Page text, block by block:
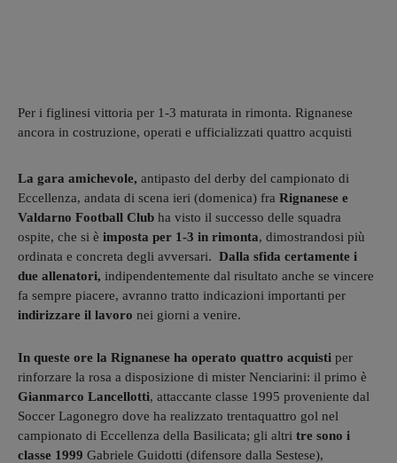
Per i figlinesi vittoria per 1-3 maturata in rimonta. Rignanese
ancora in costruzione, operati e ufficializzati quattro acquisti
La gara amichevole, antipasto del derby del campionato di
Eccellenza, andata di scena ieri (domenica) fra Rignanese e
Valdarno Football Club ha visto il successo delle squadra
ospite, che si è imposta per 1-3 in rimonta, dimostrandosi più
ordinata e concreta degli avversari. Dalla sfida certamente i
due allenatori, indipendentemente dal risultato anche se vincere
fa sempre piacere, avranno tratto indicazioni importanti per
indirizzare il lavoro nei giorni a venire.
In queste ore la Rignanese ha operato quattro acquisti per
rinforzare la rosa a disposizione di mister Nenciarini: il primo è
Gianmarco Lancellotti, attaccante classe 1995 proveniente dal
Soccer Lagonegro dove ha realizzato trentaquattro gol nel
campionato di Eccellenza della Basilicata; gli altri tre sono i
classe 1999 Gabriele Guidotti (difensore dalla Sestese),